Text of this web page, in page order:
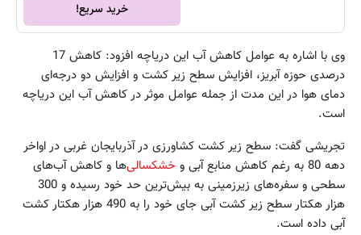
خرید سریع!
وی با اشاره به عوامل کاهش آب این دریاچه افزود: کاهش 17
درصدی حوزه آبریز، افزایش سطح زیر کشت و افزایش دو درجه‌ای
دمای هوا در این مدت از جمله عوامل موثر در کاهش آب این دریاچه
است.
تجریشی گفت: سطح زیر کشت کشاورزی در آذربایجان غربی در اواخر
دهه 80 به‌ رغم کاهش منابع آبی و
خشکسالی‌ها و کاهش آب‌های
سطحی و سفره‌های زیرزمینی به بیش‌ترین حد خود رسیده و 300
هزار هکتار سطح زیر کشت آبی جای خود را به 490 هزار هکتار کشت
آبی داده است.